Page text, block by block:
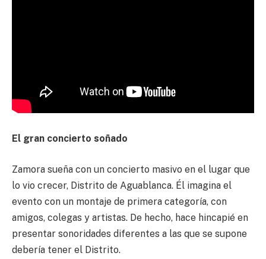
El gran concierto soñado
Zamora sueña con un concierto masivo en el lugar que
lo vio crecer, Distrito de Aguablanca. Él imagina el
evento con un montaje de primera categoría, con
amigos, colegas y artistas. De hecho, hace hincapié en
presentar sonoridades diferentes a las que se supone
debería tener el Distrito.